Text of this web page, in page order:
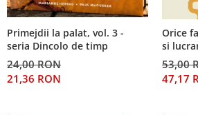
Primejdii la palat, vol. 3 -
seria Dincolo de timp
24,00 RON
21,36 RON
Orice
si
53,00
47,17